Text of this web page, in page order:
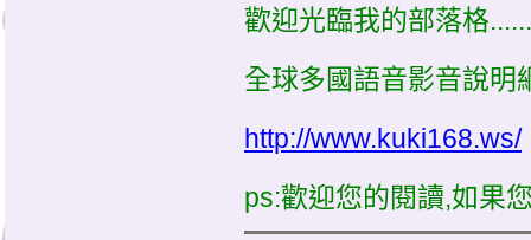
歡迎光臨我的部落格
全球多國語音影音說明
http://www.kuki168.ws/
ps:歡迎您的閱讀,如果